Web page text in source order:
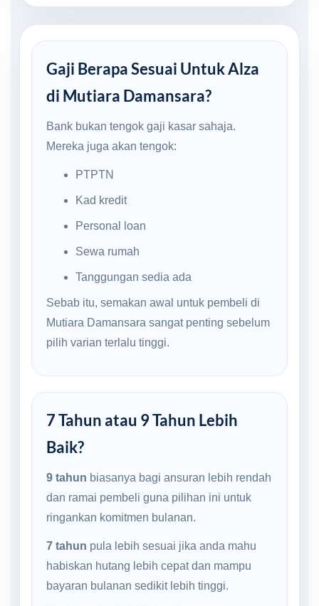
Gaji Berapa Sesuai Untuk Alza
di Mutiara Damansara?
Bank bukan tengok gaji kasar sahaja.
Mereka juga akan tengok:
PTPTN
Kad kredit
Personal loan
Sewa rumah
Tanggungan sedia ada
Sebab itu, semakan awal untuk pembeli di
Mutiara Damansara sangat penting sebelum
pilih varian terlalu tinggi.
7 Tahun atau 9 Tahun Lebih
Baik?
9 tahun biasanya bagi ansuran lebih rendah
dan ramai pembeli guna pilihan ini untuk
ringankan komitmen bulanan.
7 tahun pula lebih sesuai jika anda mahu
habiskan hutang lebih cepat dan mampu
bayaran bulanan sedikit lebih tinggi.